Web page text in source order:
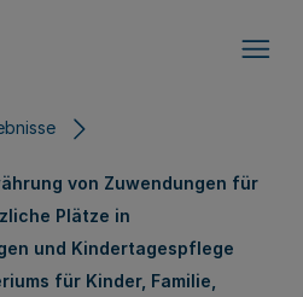
von Zuwendungen für
Plätze in
und Kindertagespflege
für Kinder, Familie,